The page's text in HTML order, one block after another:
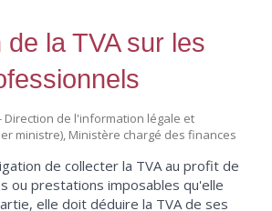
de la TVA sur les
Direction de l'information légale et
ministre), Ministère chargé des finances
de collecter la TVA au profit de
ou prestations imposables qu'elle
elle doit déduire la TVA de ses